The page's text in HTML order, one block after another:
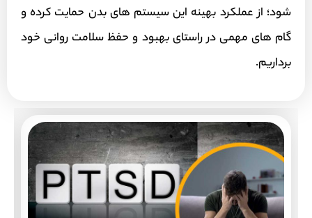
شود؛ از عملکرد بهینه این سیستم های بدن حمایت کرده و
گام های مهمی در راستای بهبود و حفظ سلامت روانی خود
برداریم.